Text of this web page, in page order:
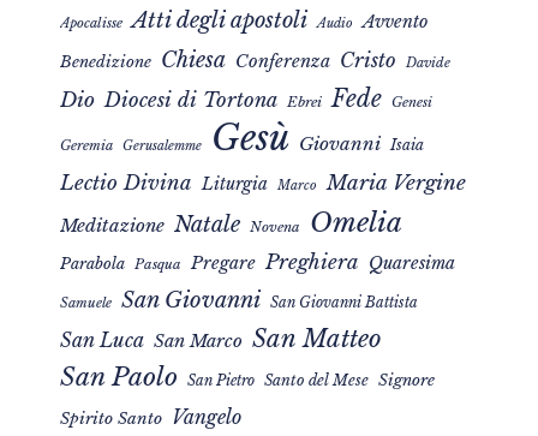
Apocalisse Atti degli apostoli Audio Avvento
Benedizione Chiesa Conferenza Cristo Davide
Dio Diocesi di Tortona Ebrei Fede Genesi
Geremia Gerusalemme Gesù Giovanni Isaia
Lectio Divina Liturgia Marco Maria Vergine
Meditazione Natale Novena Omelia
Parabola Pasqua Pregare Preghiera Quaresima
Samuele San Giovanni San Giovanni Battista
San Luca San Marco San Matteo
San Paolo San Pietro Santo del Mese Signore
Spirito Santo Vangelo